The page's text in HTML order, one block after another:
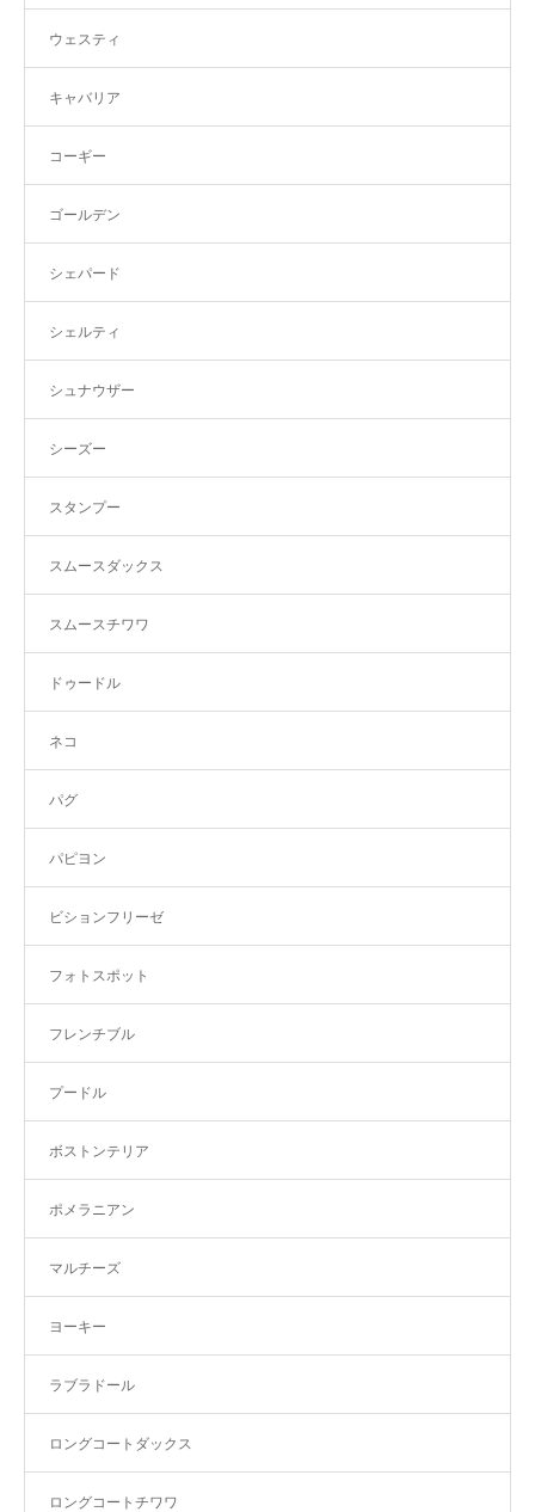
ウェスティ
キャバリア
コーギー
ゴールデン
シェパード
シェルティ
シュナウザー
シーズー
スタンプー
スムースダックス
スムースチワワ
ドゥードル
ネコ
パグ
パピヨン
ビションフリーゼ
フォトスポット
フレンチブル
プードル
ボストンテリア
ポメラニアン
マルチーズ
ヨーキー
ラブラドール
ロングコートダックス
ロングコートチワワ